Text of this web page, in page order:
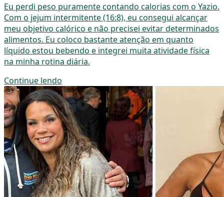
Eu perdi peso puramente contando calorias com o Yazio.
Com o jejum intermitente (16:8), eu consegui alcançar
meu objetivo calórico e não precisei evitar determinados
alimentos. Eu coloco bastante atenção em quanto
líquido estou bebendo e integrei muita atividade física
na minha rotina diária.
Continue lendo